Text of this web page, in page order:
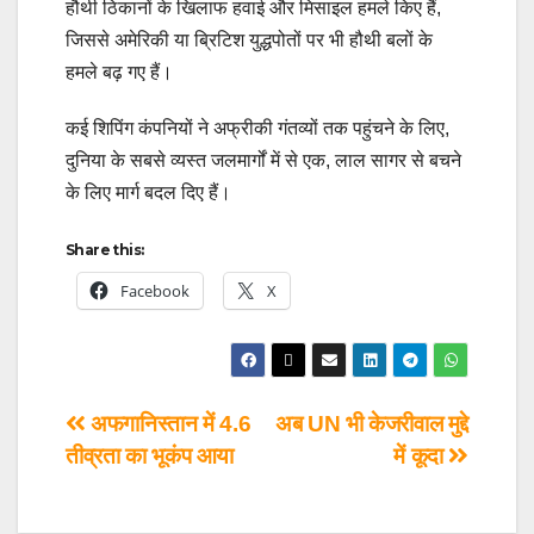
हौथी ठिकानों के खिलाफ हवाई और मिसाइल हमले किए हैं,
जिससे अमेरिकी या ब्रिटिश युद्धपोतों पर भी हौथी बलों के
हमले बढ़ गए हैं।
कई शिपिंग कंपनियों ने अफ्रीकी गंतव्यों तक पहुंचने के लिए,
दुनिया के सबसे व्यस्त जलमार्गों में से एक, लाल सागर से बचने
के लिए मार्ग बदल दिए हैं।
Share this:
Facebook X
अब UN भी केजरीवाल मुद्दे
में कूदा
अफगानिस्तान में 4.6
तीव्रता का भूकंप आया